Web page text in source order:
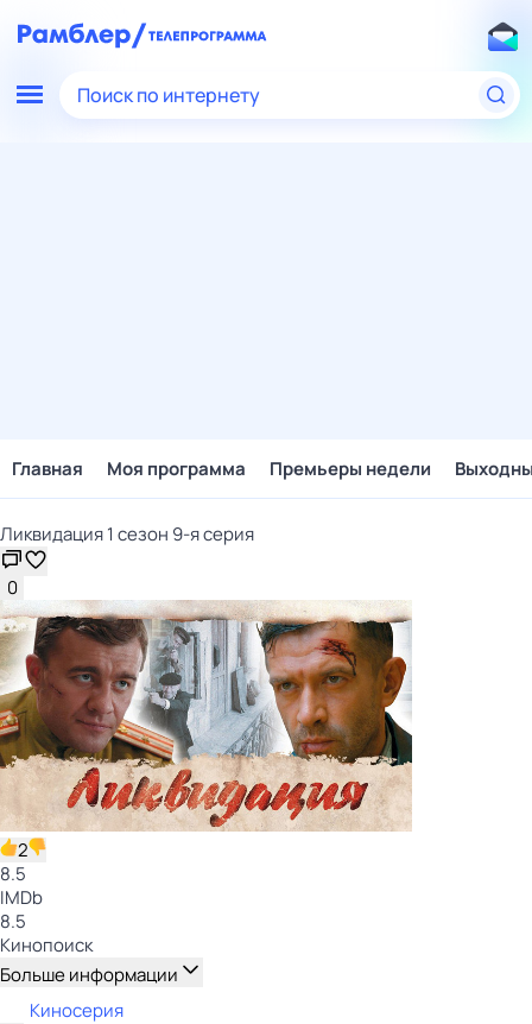
Поиск по интернету
Главная Моя программа Премьеры недели
Ликвидация 1 сезон 9-я серия
0
2
8.5
IMDb
8.5
Кинопоиск
Больше информации
Киносерия